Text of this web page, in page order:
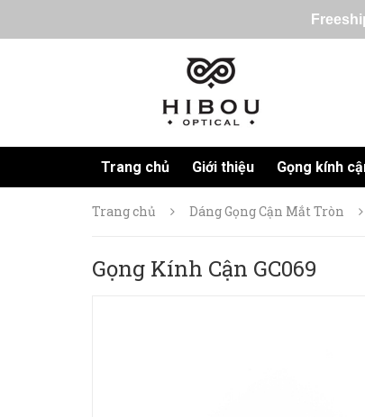
Trang chủ Giới thiệu Gọng kính
Trang chủ Dáng Gọng Cận Mắt Tròn
Gọng Kính Cận GC069